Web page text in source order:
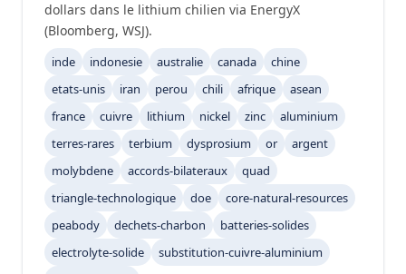
dollars dans le lithium chilien via EnergyX
(Bloomberg, WSJ).
inde indonesie australie canada
chine
etats-unis
iran perou chili afrique
asean
france
cuivre lithium nickel zinc
aluminium
terres-rares
terbium dysprosium or
argent
molybdene
accords-bilateraux
quad
triangle-technologique
doe
core-natural-resources
peabody
dechets-charbon
batteries-solides
electrolyte-solide
substitution-cuivre-aluminium